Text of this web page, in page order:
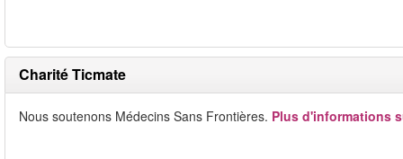
Charité Ticmate
Nous soutenons Médecins Sans Frontières. Plus d'informations